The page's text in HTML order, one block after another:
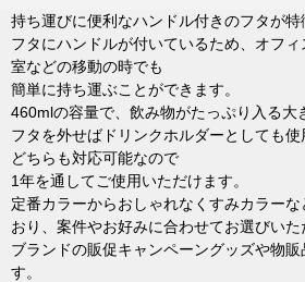
持ち運びに便利なハンドル付きのフタが特
フタにハンドルが付いているため、オフ
室などの移動の時でも
簡単に持ち運ぶことができます。
460mlの容量で、飲み物がたっぷり入る大
フタを外せばドリンクホルダーとしても
どちらも対応可能なので
1年を通してご使用いただけます。
定番カラーからおしゃれなくすみカラー
おり、案件やお好みに合わせてお選びいた
ブランドの販促キャンペーングッズや物
す。